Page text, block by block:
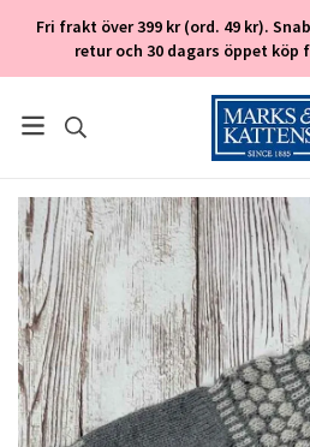
Fri frakt över 399 kr (ord. 49 kr).
retur och 30 dagars öppet köp